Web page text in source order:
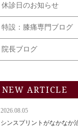
休診日のお知らせ
特設：膝痛専門ブログ
院長ブログ
NEW ARTICLE
2026.08.05
シンスプリントがなかなか